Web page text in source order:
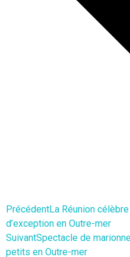
PrécédentLa Réunion
d’exception en Outre-mer
SuivantSpectacle de
petits en Outre-mer